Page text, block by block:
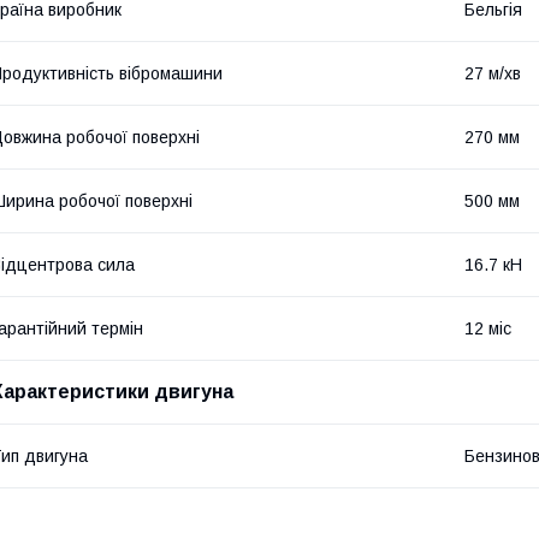
виробник Бельгія
вібромашини 27 м/хв
робочої поверхні 270 мм
робочої поверхні 500 мм
сила 16.7 кН
термін 12 міс
двигуна
двигуна